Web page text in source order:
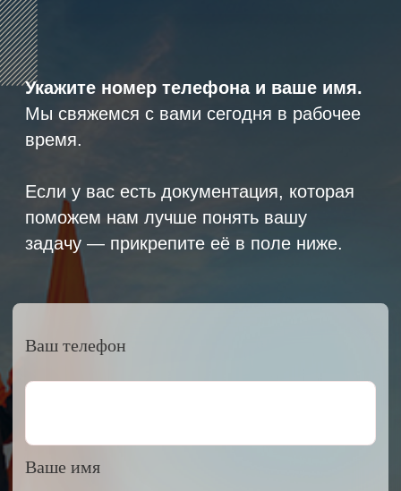
ООО «АРМЕТ РУС» Юридический адрес: ул. 2-
я Брянская, д.34А, офис 401
2023 © ARMET GROUP
Политика конфиденциальности
Эксклюзивный представитель
завода